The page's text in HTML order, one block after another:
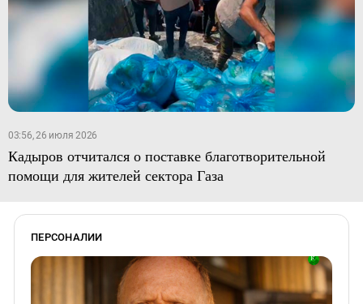
03:56, 26 июля 2026
Кадыров отчитался о поставке благотворительной
помощи для жителей сектора Газа
ПЕРСОНАЛИИ